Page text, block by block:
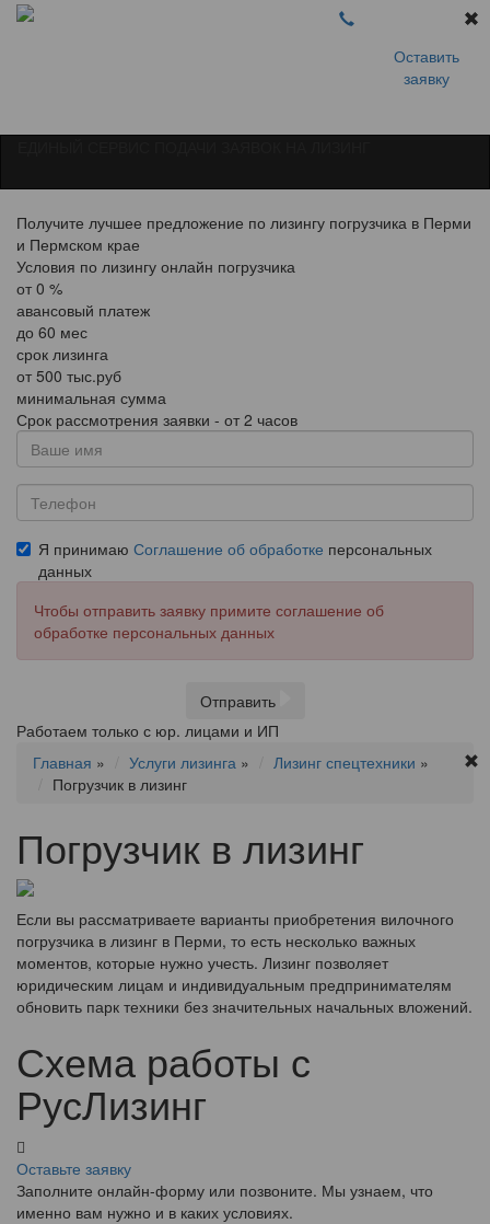
Оставить
заявку
Получите лучшее предложение по лизингу погрузчика в Перми
и Пермском крае
Условия по лизингу онлайн погрузчика
от 0 %
авансовый платеж
до 60 мес
срок лизинга
от 500 тыс.руб
минимальная сумма
Срок рассмотрения заявки - от 2 часов
Я принимаю Соглашение об обработке персональных
данных
Чтобы отправить заявку примите соглашение об
обработке персональных данных
Отправить
Работаем только с юр. лицами и ИП
Главная » Услуги лизинга » Лизинг спецтехники »
Погрузчик в лизинг
Погрузчик в лизинг
Если вы рассматриваете варианты приобретения вилочного
погрузчика в лизинг в Перми, то есть несколько важных
моментов, которые нужно учесть. Лизинг позволяет
юридическим лицам и индивидуальным предпринимателям
обновить парк техники без значительных начальных вложений.
Схема работы с
РусЛизинг
Оставьте заявку
Заполните онлайн-форму или позвоните. Мы узнаем, что
именно вам нужно и в каких условиях.